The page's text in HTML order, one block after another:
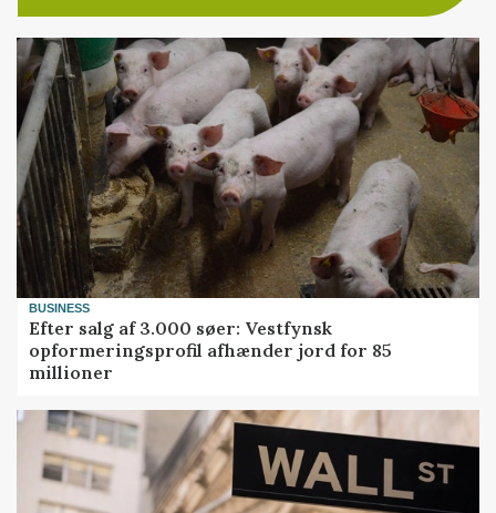
BUSINESS
Efter salg af 3.000 søer: Vestfynsk
opformeringsprofil afhænder jord for 85
millioner